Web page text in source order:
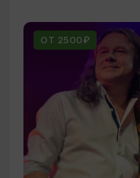
ОТ 2500₽